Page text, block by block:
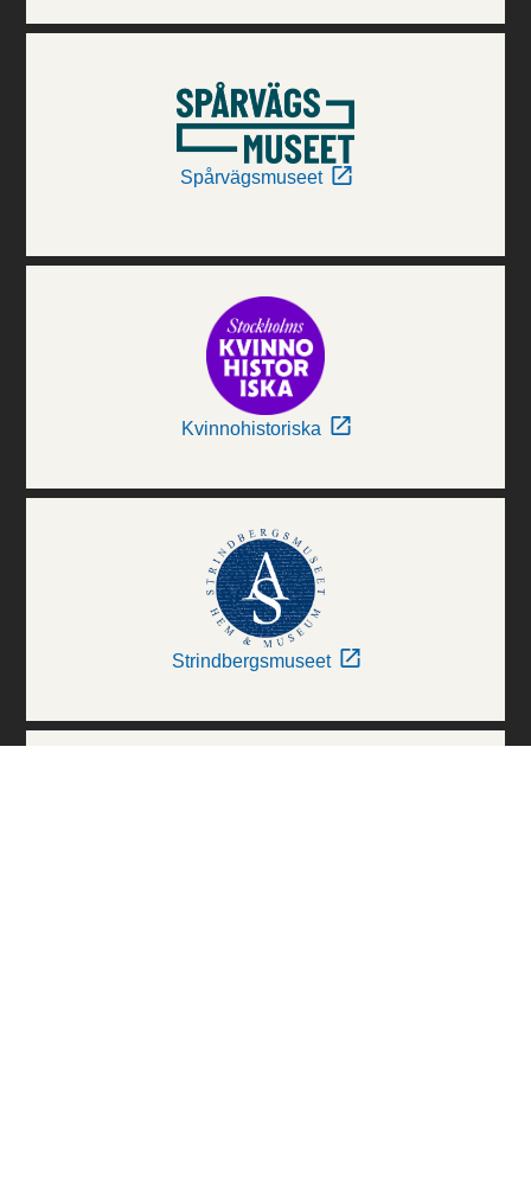
Spårvägsmuseet
Kvinnohistoriska
Strindbergsmuseet